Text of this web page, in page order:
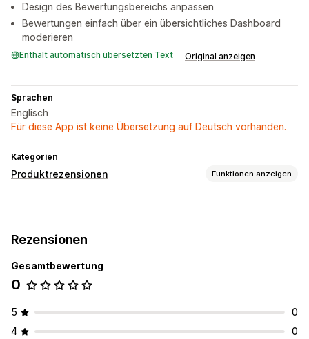
Design des Bewertungsbereichs anpassen
Bewertungen einfach über ein übersichtliches Dashboard
moderieren
Enthält automatisch übersetzten Text Original anzeigen
Sprachen
Englisch
Für diese App ist keine Übersetzung auf Deutsch vorhanden.
Kategorien
Produktrezensionen Funktionen anzeigen
Popups Syndizierung von Rezensionen
Rezensionen
Gesamtbewertung
0
5
0
4
0